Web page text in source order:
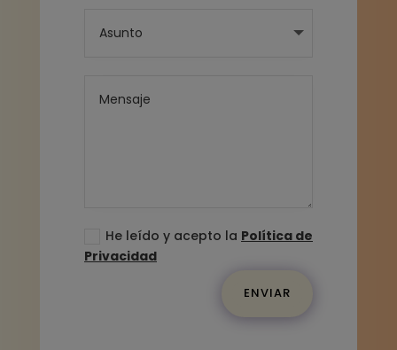
He leído y acepto la Política de
Privacidad
ENVIAR